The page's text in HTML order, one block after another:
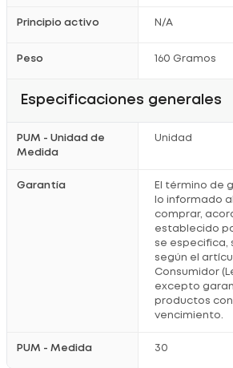
Principio activo N/A
Peso 160 Gramos
Especificaciones generales
PUM - Unidad de
Medida
Unidad
Garantía
El término de
lo informado
comprar,
establecido
se especifica,
según el
Consumidor
excepto
productos
vencimiento.
PUM - Medida 30